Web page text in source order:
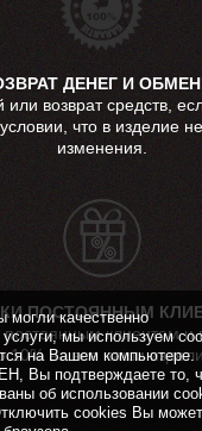
ДЕНЕГ И
возврат средств,
что в изделие
изменения.
ПОСТОЯННЫМ
клиентом и
10% на все наши
могли качественно
мы используем
на Вашем компьютере.
Вы подтверждаете то,
об использовании
cookies Вы